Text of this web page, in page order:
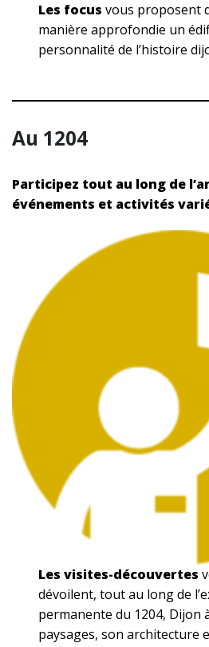
Les focusvous proposent
manière approfondie un
personnalité de l’histoire
Au 1204
Participez tout au long de
événements et activités
Les visites-découvertes
dévoilent, tout au long de
permanente du 1204, Dijon
paysages, son architecture